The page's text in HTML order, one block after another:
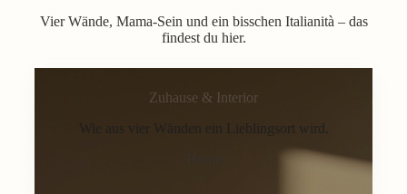
Vier Wände, Mama-Sein und ein bisschen Italianità – das
findest du hier.
Zuhause & Interior
Wie aus vier Wänden ein Lieblingsort wird.